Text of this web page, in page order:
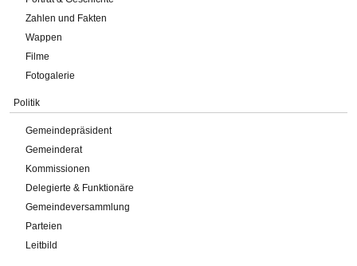
Zahlen und Fakten
Wappen
Filme
Fotogalerie
Politik
Gemeindepräsident
Gemeinderat
Kommissionen
Delegierte & Funktionäre
Gemeindeversammlung
Parteien
Leitbild